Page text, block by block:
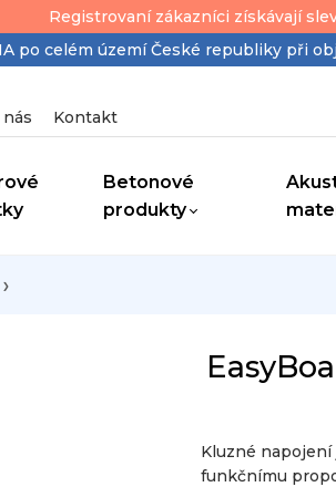
Registrovaní zákazníci získávají
po celém území České republiky při
nás Kontakt
Betonové
produkty
Kluzné
funkčnímu